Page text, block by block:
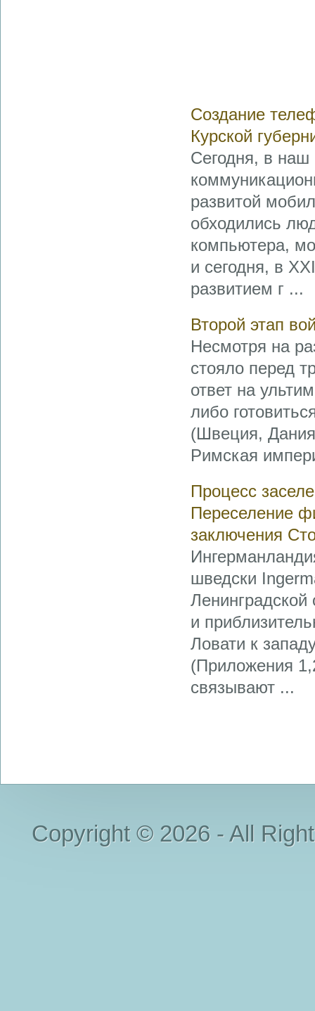
Создание
Курской
Сегодня, в
развитой
обходились
компьютера,
и сегодня, в
развитием г ...
Второй этап
Несмотря на
стояло перед
ответ на
либо
(Швеция,
Римская
Процесс
Переселение
заключения
шведски
и
Ловати к
(Приложения
связывают ...
Copyright © 2026 - All